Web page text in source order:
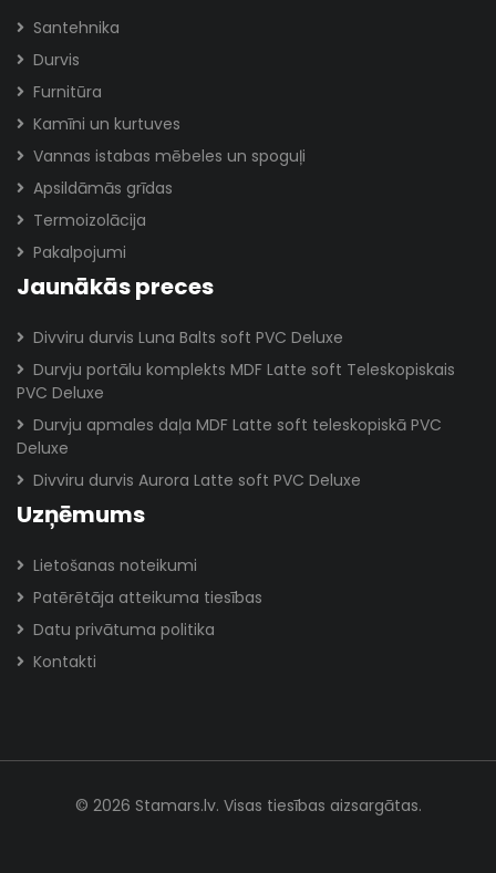
Santehnika
Durvis
Furnitūra
Kamīni un kurtuves
Vannas istabas mēbeles un spoguļi
Apsildāmās grīdas
Termoizolācija
Pakalpojumi
Jaunākās preces
Divviru durvis Luna Balts soft PVC Deluxe
Durvju portālu komplekts MDF Latte soft Teleskopiskais
PVC Deluxe
Durvju apmales daļa MDF Latte soft teleskopiskā PVC
Deluxe
Divviru durvis Aurora Latte soft PVC Deluxe
Uzņēmums
Lietošanas noteikumi
Patērētāja atteikuma tiesības
Datu privātuma politika
Kontakti
© 2026 Stamars.lv. Visas tiesības aizsargātas.